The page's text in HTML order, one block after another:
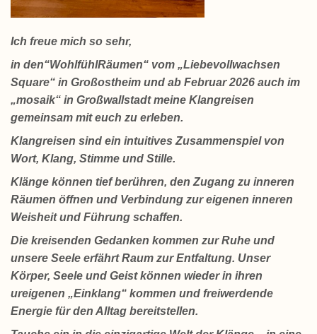
Ich freue mich so sehr,
in den“WohlfühlRäumen“ vom „Liebevollwachsen
Square“ in Großostheim und ab Februar 2026 auch im
„mosaik“ in Großwallstadt meine Klangreisen
gemeinsam mit euch zu erleben.
Klangreisen sind ein intuitives Zusammenspiel von
Wort, Klang, Stimme und Stille.
Klänge können tief berühren, den Zugang zu inneren
Räumen öffnen und Verbindung zur eigenen inneren
Weisheit und Führung schaffen.
Die kreisenden Gedanken kommen zur Ruhe und
unsere Seele erfährt Raum zur Entfaltung. Unser
Körper, Seele und Geist können wieder in ihren
ureigenen „Einklang“ kommen und freiwerdende
Energie für den Alltag bereitstellen.